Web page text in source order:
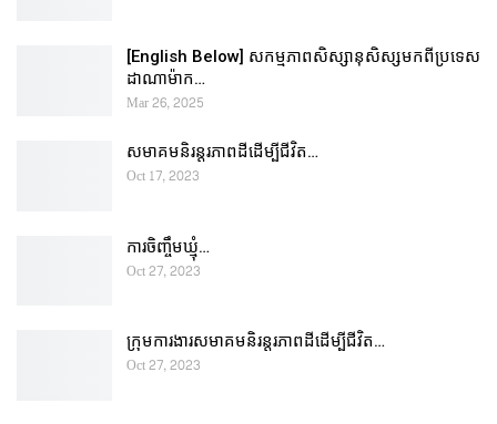
[English Below] សកម្មភាពសិស្សានុសិស្សមកពីប្រទេស
ដាណាម៉ាក…
Mar 26, 2025
សមាគមនិរន្តរភាពដីដើម្បីជីវិត…
Oct 17, 2023
ការចិញ្ចឹមឃ្មុំ…
Oct 27, 2023
ក្រុមការងារសមាគមនិរន្តរភាពដីដើម្បីជីវិត…
Oct 27, 2023